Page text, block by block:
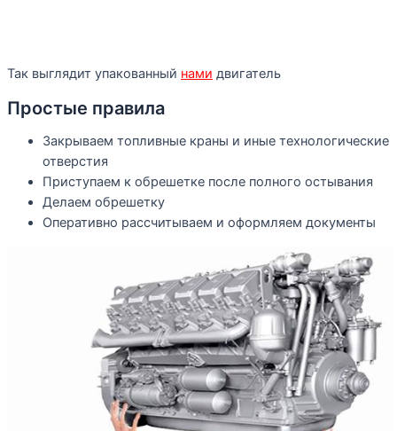
Так выглядит упакованный нами двигатель
Простые правила
Закрываем топливные краны и иные технологические
отверстия
Приступаем к обрешетке после полного остывания
Делаем обрешетку
Оперативно рассчитываем и оформляем документы